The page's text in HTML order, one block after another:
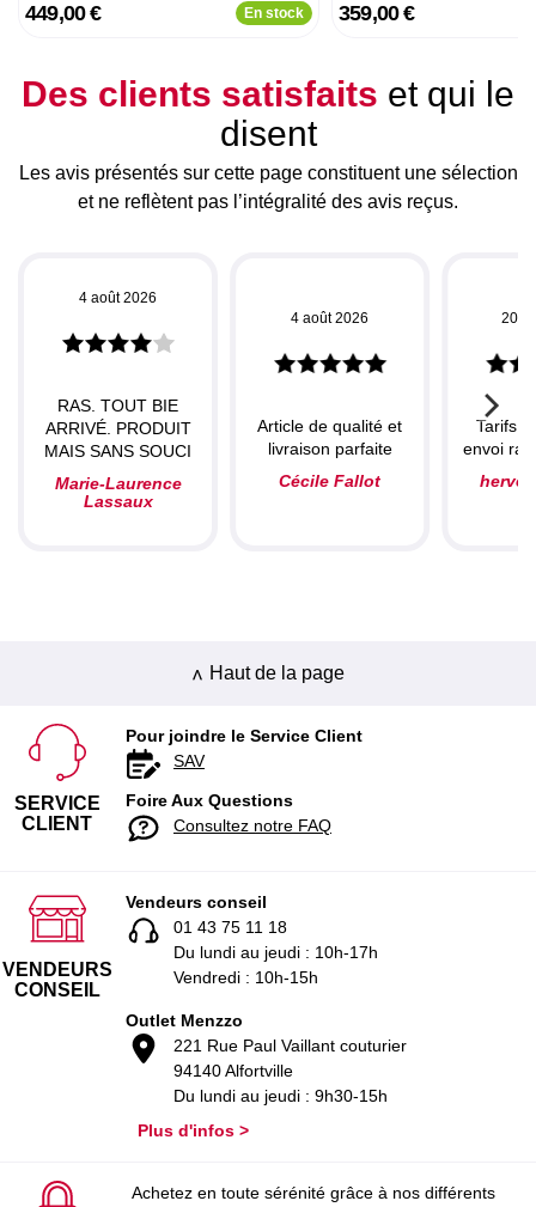
449,00 € En stock 359,00 €
Des clients satisfaits et qui le
disent
Les avis présentés sur cette page constituent une sélection
et ne reflètent pas l’intégralité des avis reçus.
4 août 2026
RAS. TOUT BIE
ARRIVÉ. PRODUIT
MAIS SANS SOUCI
Marie-Laurence
Lassaux
4 août 2026
Article de qualité et
livraison parfaite
Cécile Fallot
20
Tarifs
envoi
herve
Haut de la page
SERVICE
CLIENT
Pour joindre le Service Client
SAV
Foire Aux Questions
Consultez notre FAQ
VENDEURS
CONSEIL
Vendeurs conseil
01 43 75 11 18
Du lundi au jeudi : 10h-17h
Vendredi : 10h-15h
Outlet Menzzo
221 Rue Paul Vaillant couturier
94140 Alfortville
Du lundi au jeudi : 9h30-15h
Plus d'infos >
Achetez en toute sérénité grâce à nos différents